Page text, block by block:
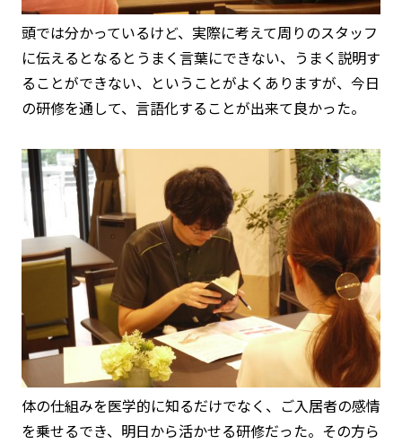
頭では分かっているけど、実際に考えて周りのスタッフ
に伝えるとなるとうまく言葉にできない、うまく説明す
ることができない、ということがよくありますが、今日
の研修を通して、言語化することが出来て良かった。
体の仕組みを医学的に知るだけでなく、ご入居者の感情
を乗せるでき、明日から活かせる研修だった。その方ら